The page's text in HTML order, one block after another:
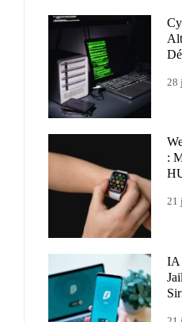
28
:
21
IA